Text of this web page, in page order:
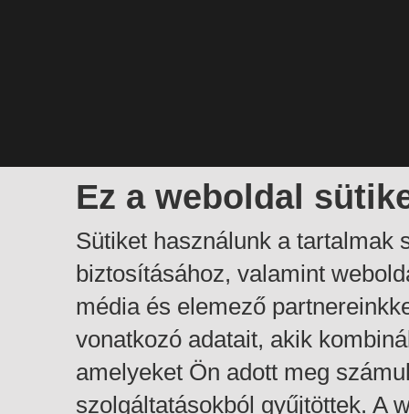
Ez a weboldal
Sütiket használunk a tartalmak
biztosításához, valamint
média és elemező
vonatkozó adatait, akik
amelyeket Ön adott meg
szolgáltatásokból gyűjtöttek. A